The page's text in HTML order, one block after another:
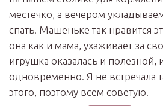
местечко, а вечером
спать. Машеньке так нравится
она как и мама, ухаживает за
игрушка оказалась и полезной,
одновременно. Я не встречала
этого, поэтому всем советую.